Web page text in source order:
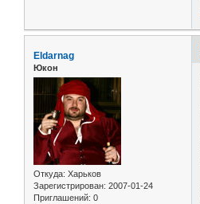
Eldarnag
Юкон
Откуда: Харьков
Зарегистрирован: 2007-01-24
Приглашений: 0